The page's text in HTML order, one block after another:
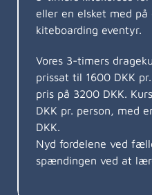
eller en elsket med
kiteboarding eventyr.
Vores 3-timers
prissat til 1600 DKK
pris på 3200 DKK.
DKK pr. person, med
DKK.
Nyd fordelene ved
spændingen ved at